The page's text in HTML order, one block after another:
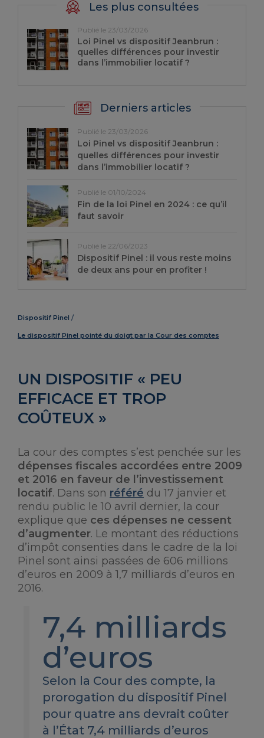
Dispositif Pinel
Le dispositif Pinel pointé du doigt par la Cour des comptes
UN DISPOSITIF « PEU
EFFICACE ET TROP
COÛTEUX »
La cour des comptes s’est penchée sur les
dépenses fiscales accordées entre 2009
et 2016 en faveur de l’investissement
locatif. Dans son référé du 17 janvier et
rendu public le 10 avril dernier, la cour
explique que ces dépenses ne cessent
d’augmenter. Le montant des réductions
d’impôt consenties dans le cadre de la loi
Pinel sont ainsi passées de 606 millions
d’euros en 2009 à 1,7 milliards d’euros en
2016.
7,4 milliards
d’euros
Selon la Cour des compte, la
prorogation du dispositif Pinel
pour quatre ans devrait coûter
à l’État 7,4 milliards d’euros
Les plus consultées
Publié le 23/03/2026
Loi Pinel vs dispositif Jeanbrun :
quelles différences pour investir
dans l’immobilier locatif ?
Derniers articles
Publié le 23/03/2026
Loi Pinel vs dispositif Jeanbrun :
quelles différences pour investir
dans l’immobilier locatif ?
Publié le 01/10/2024
Fin de la loi Pinel en 2024 : ce qu’il
faut savoir
Publié le 22/06/2023
Dispositif Pinel : il vous reste moins
de deux ans pour en profiter !